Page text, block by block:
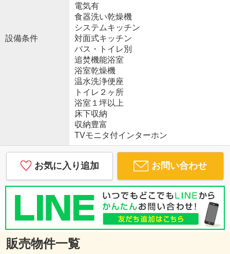
設備条件
電気有
食器洗い乾燥機
システムキッチン
対面式キッチン
バス・トイレ別
追焚機能浴室
浴室乾燥機
温水洗浄便座
トイレ２ヶ所
浴室１坪以上
床下収納
収納豊富
TVモニタ付インターホン
お気に入り追加 お問い合わせ
販売物件一覧